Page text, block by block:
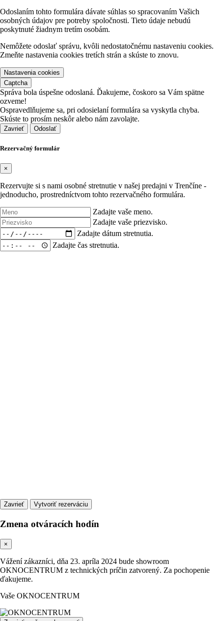
Odoslaním tohto formulára dávate súhlas so spracovaním Vašich
osobných údajov pre potreby spoločnosti. Tieto údaje nebudú
poskytnuté žiadnym tretím osobám.
Nemôžete odoslať správu, kvôli nedostatočnému nastaveniu cookies.
Zmeňte nastavenia cookies tretích strán a skúste to znovu.
Nastavenia cookies
Captcha
Správa bola úspešne odoslaná. Ďakujeme, čoskoro sa Vám spätne
ozveme!
Ospravedlňujeme sa, pri odosielaní formulára sa vyskytla chyba.
Skúste to prosím neskôr alebo nám zavolajte.
Zavrieť
Rezervačný formulár
×
Rezervujte si s nami osobné stretnutie v našej predajni v Trenčíne -
jednoducho, prostredníctvom tohto rezervačného formulára.
Zadajte vaše meno.
Zadajte vaše priezvisko.
Zadajte dátum stretnutia.
Zadajte čas stretnutia.
Zavrieť
Zmena otváracích hodín
×
Vážení zákazníci, dňa 23. apríla 2024 bude showroom
OKNOCENTRUM z technických príčin zatvorený. Za pochopenie
ďakujeme.
Vaše OKNOCENTRUM